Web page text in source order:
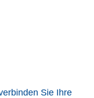
Sie Ihre